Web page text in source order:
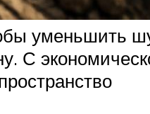
уменьшить